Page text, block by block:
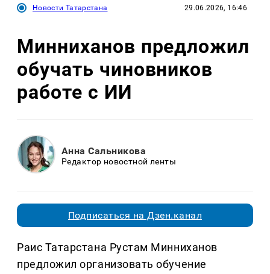
Новости Татарстана 29.06.2026, 16:46
Минниханов предложил
обучать чиновников
работе с ИИ
Анна Сальникова
Редактор новостной ленты
Подписаться на Дзен.канал
Раис Татарстана Рустам Минниханов
предложил организовать обучение